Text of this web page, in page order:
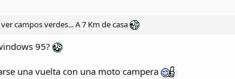
campos verdes... A 7 Km de casa
95?
una vuelta con una moto campera